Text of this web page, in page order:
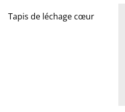
Tapis de léchage cœur